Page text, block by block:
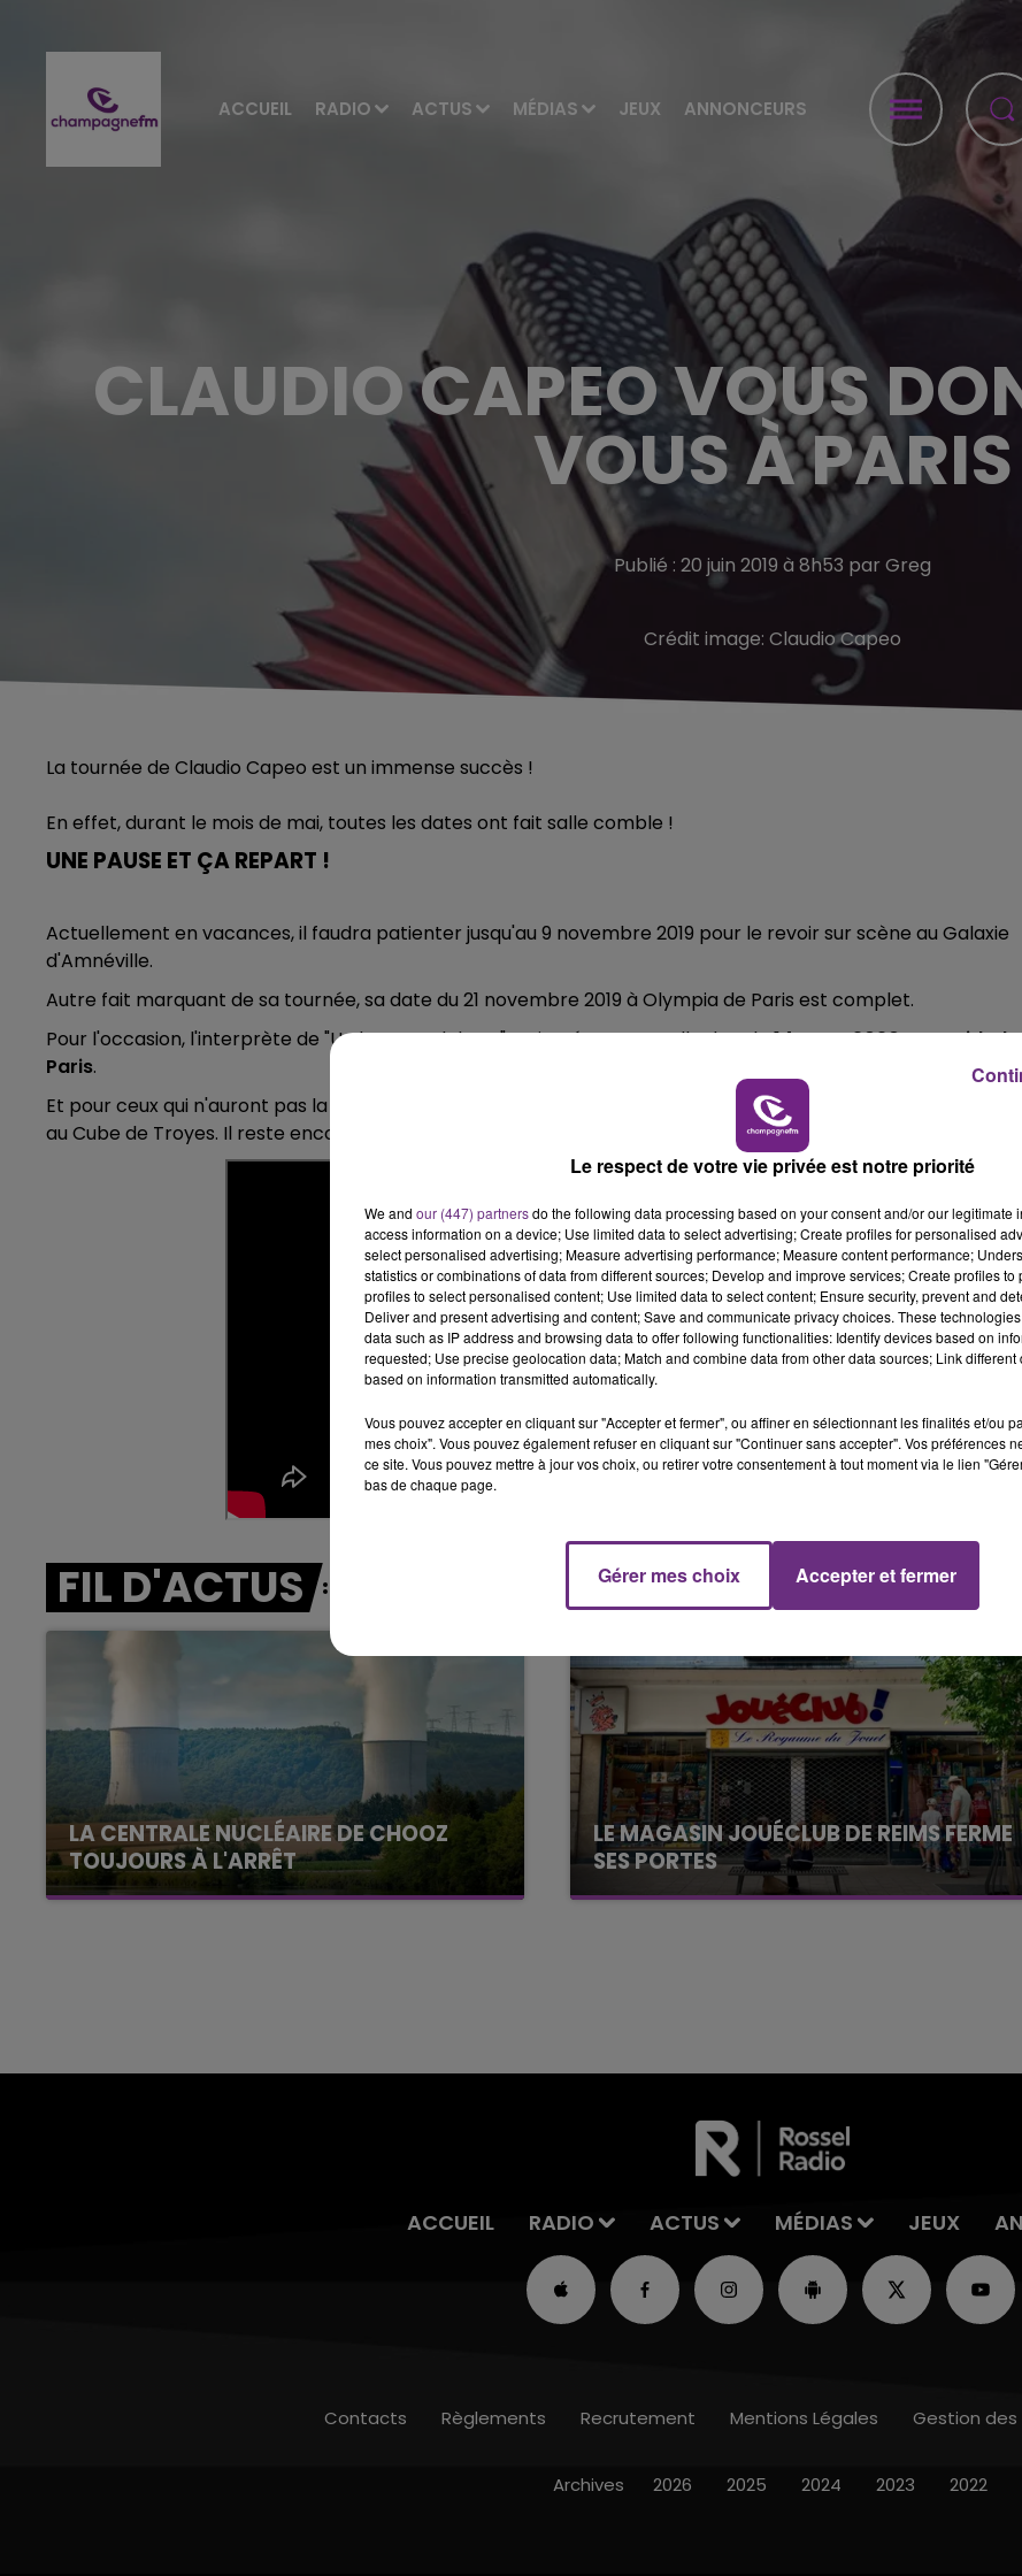
ACCUEIL RADIO ACTUS MÉDIAS JEUX ANNONCEURS
7h00 - 11h00
CLAUDIO CAPEO VOUS
VOUS À PARIS
Publié : 20 juin 2019 à 8h53 par Greg
Crédit image: Claudio Capeo
La tournée de Claudio Capeo est un immense succès !
En effet, durant le mois de mai, toutes les dates ont fait salle comble !
UNE PAUSE ET ÇA REPART !
Actuellement en vacances, il faudra patienter jusqu'au 9 novembre 2019 pour le revoir sur scène au Galaxie
d'Amnéville.
Autre fait marquant de sa tournée, sa date du 21 novembre 2019 à Olympia de Paris est complet.
Pour l'occasion, l'interprète de "Un homme debout" a ajouté une nouvelle date le14 mars 2020auZenith de
Paris.
Et pour ceux qui n'auront pas la chance d'aller à Paris, il sera en concert dans notre région le 15 novembre
au Cube de Troyes. Il reste encore des places disponibles !
FIL D'ACTUS
LA CENTRALE NUCLÉAIRE DE CHOOZ
TOUJOURS À L'ARRÊT
Cela fait déjà une semaine que la centrale
LE MAGASIN JOUÉCLUB DE REIMS FERME
SES PORTES
C'était l'une des institutions du centre-ville
Le Week-end Champagne FM BEST OF
ACCUEIL RADIO ACTUS MÉDIAS JEUX
Contacts Règlements Recrutement Mentions Légales Gestion des
Archives 2026 2025 2024 2023 2022
Le respect de votre vie privée est notre priorité
We and our (447) partnersdo the following data processing based on your consent and/or our legitimate
access information on a device; Use limited data to select advertising; Create profiles for personalised
select personalised advertising; Measure advertising performance; Measure content performance;
statistics or combinations of data from different sources; Develop and improve services; Create profiles
profiles to select personalised content; Use limited data to select content; Ensure security, prevent and
Deliver and present advertising and content; Save and communicate privacy choices. These
data such as IP address and browsing data to offer following functionalities: Identify devices based on
requested; Use precise geolocation data; Match and combine data from other data sources; Link
based on information transmitted automatically.
Vous pouvez accepter en cliquant sur "Accepter et fermer", ou affiner en sélectionnant les finalités et/ou
mes choix". Vous pouvez également refuser en cliquant sur "Continuer sans accepter". Vos préférences
ce site. Vous pouvez mettre à jour vos choix, ou retirer votre consentement à tout moment via le lien
bas de chaque page.
Gérer mes choix Accepter et fermer